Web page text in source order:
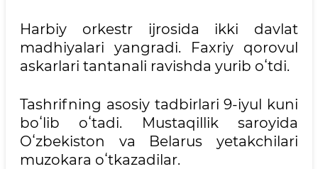
Harbiy orkestr ijrosida ikki davlat
madhiyalari yangradi. Faxriy qorovul
askarlari tantanali ravishda yurib oʻtdi.
Tashrifning asosiy tadbirlari 9-iyul kuni
boʻlib oʻtadi. Mustaqillik saroyida
Oʻzbekiston va Belarus yetakchilari
muzokara oʻtkazadilar.